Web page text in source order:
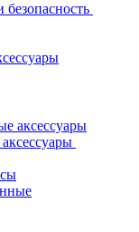
безопасность